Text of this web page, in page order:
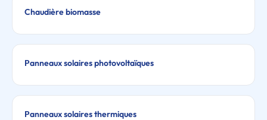
Chaudière biomasse
Panneaux solaires photovoltaïques
Panneaux solaires thermiques